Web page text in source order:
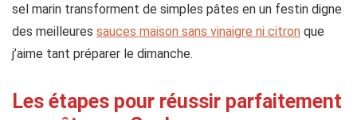
sel marin transforment de simples pâtes en un festin digne
des meilleures sauces maison sans vinaigre ni citron que
j’aime tant préparer le dimanche.
Les étapes pour réussir parfaitement